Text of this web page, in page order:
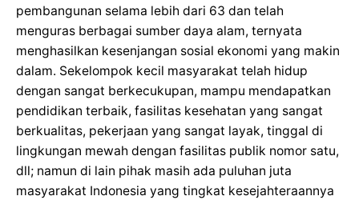
pembangunan selama lebih dari 63 dan telah
menguras berbagai sumber daya alam, ternyata
menghasilkan kesenjangan sosial ekonomi yang makin
dalam. Sekelompok kecil masyarakat telah hidup
dengan sangat berkecukupan, mampu mendapatkan
pendidikan terbaik, fasilitas kesehatan yang sangat
berkualitas, pekerjaan yang sangat layak, tinggal di
lingkungan mewah dengan fasilitas publik nomor satu,
dll; namun di lain pihak masih ada puluhan juta
masyarakat Indonesia yang tingkat kesejahteraannya